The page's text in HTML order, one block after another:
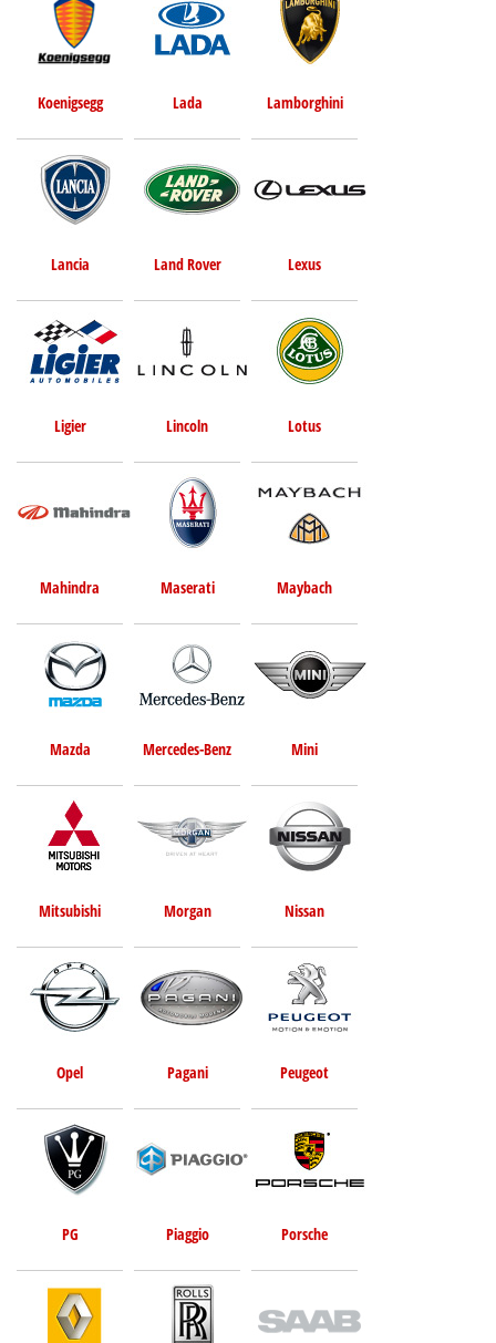
Koenigsegg Lada Lamborghini
Lancia Land Rover Lexus
Ligier Lincoln Lotus
Mahindra Maserati Maybach
Mazda Mercedes-Benz Mini
Mitsubishi Morgan Nissan
Opel Pagani Peugeot
PG Piaggio Porsche